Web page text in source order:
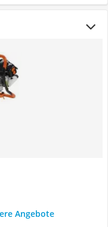
Angebote